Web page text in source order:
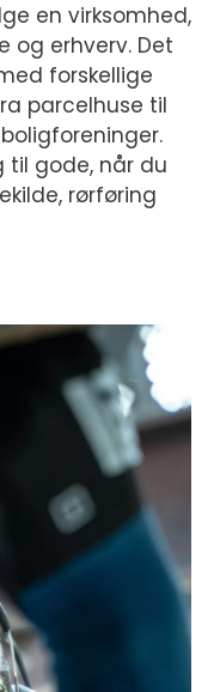
en virksomhed,
og erhverv. Det
forskellige
parcelhuse til
til gode, når du
rørføring